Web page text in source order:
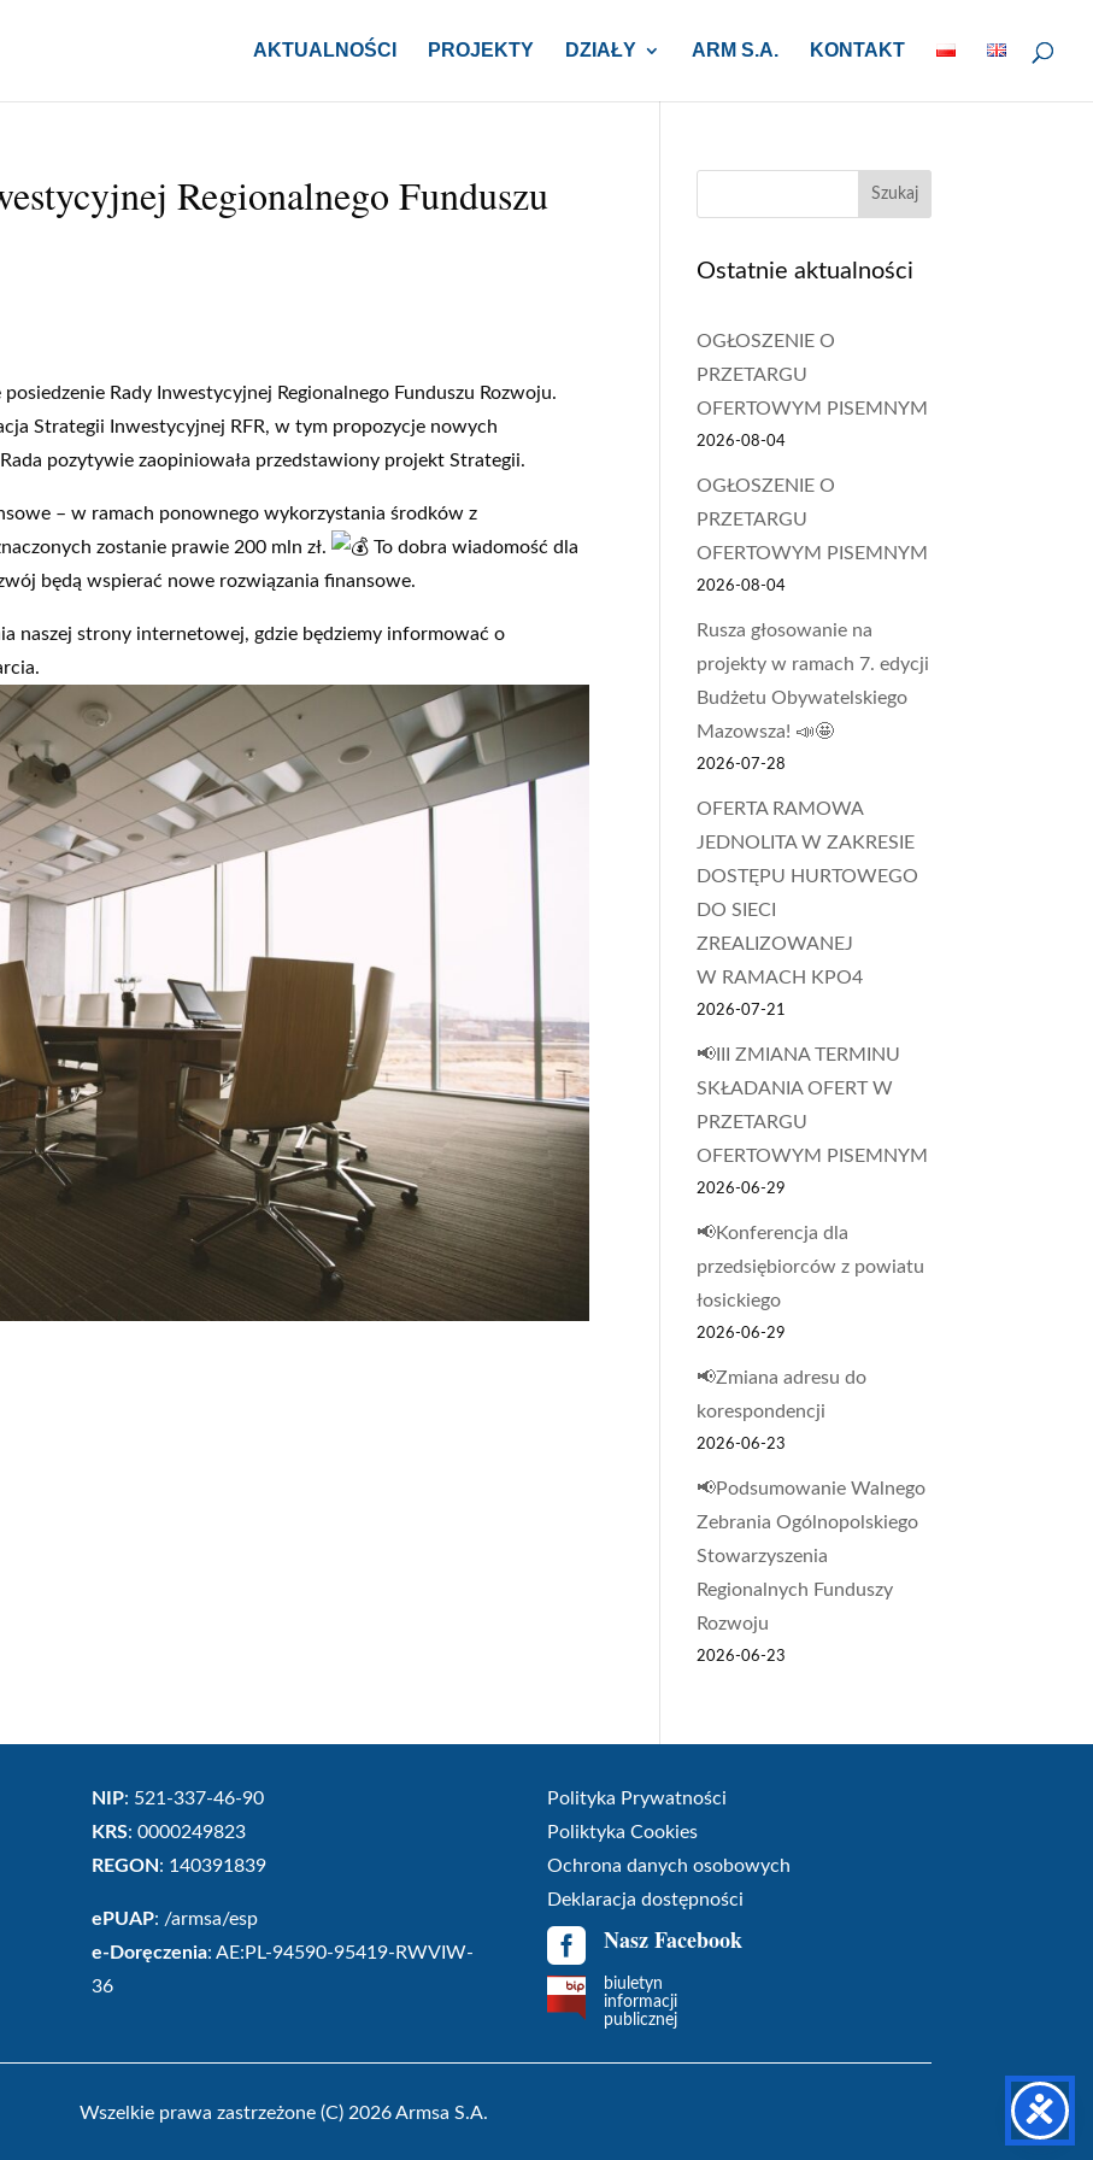
AKTUALNOŚCI PROJEKTY DZIAŁY ARM S.A. KONTAKT
Regionalnego Funduszu
Rady Inwestycyjnej Regionalnego Funduszu Rozwoju.
Strategii Inwestycyjnej RFR, w tym propozycje nowych
pozytywie zaopiniowała przedstawiony projekt Strategii.
– w ramach ponownego wykorzystania środków z
zostanie prawie 200 mln zł.
To dobra wiadomość dla
będą wspierać nowe rozwiązania finansowe.
naszej strony internetowej, gdzie będziemy informować o
Szukaj
Ostatnie aktualności
OGŁOSZENIE O
PRZETARGU
OFERTOWYM PISEMNYM
2026-08-04
OGŁOSZENIE O
PRZETARGU
OFERTOWYM PISEMNYM
2026-08-04
Rusza głosowanie na
projekty w ramach 7. edycji
Budżetu Obywatelskiego
Mazowsza! 📣🤩
2026-07-28
OFERTA RAMOWA
JEDNOLITA W ZAKRESIE
DOSTĘPU HURTOWEGO
DO SIECI
ZREALIZOWANEJ
W RAMACH KPO4
2026-07-21
📢III ZMIANA TERMINU
SKŁADANIA OFERT W
PRZETARGU
OFERTOWYM PISEMNYM
2026-06-29
📢Konferencja dla
przedsiębiorców z powiatu
łosickiego
2026-06-29
📢Zmiana adresu do
korespondencji
2026-06-23
📢Podsumowanie Walnego
Zebrania Ogólnopolskiego
Stowarzyszenia
Regionalnych Funduszy
Rozwoju
2026-06-23
NIP: 521-337-46-90
KRS: 0000249823
REGON: 140391839
ePUAP: /armsa/esp
e-Doręczenia: AE:PL-94590-95419-RWVIW-
36
Polityka Prywatności
Poliktyka Cookies
Ochrona danych osobowych
Deklaracja dostępności
 Nasz Facebook
biuletyn
informacji
publicznej
Wszelkie prawa zastrzeżone (C) 2026 Armsa S.A.